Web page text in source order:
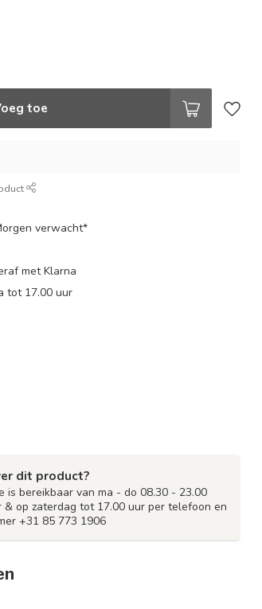
toe
verwacht*
met Klarna
tot 17.00 uur
dit product?
is bereikbaar van ma - do 08.30 - 23.00
& op zaterdag tot 17.00 uur per telefoon en
+31 85 773 1906